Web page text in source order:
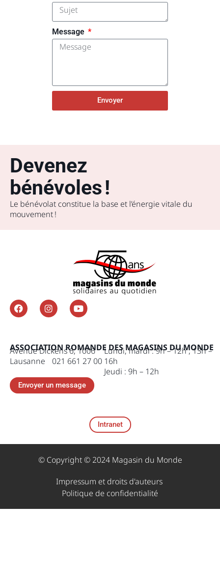
Message
Envoyer
Devenez
bénévoles !
Le bénévolat constitue la base et l’énergie vitale du
mouvement !
ASSOCIATION ROMANDE DES MAGASINS DU MONDE
Avenue Dickens 6, 1006
Lausanne 021 661 27 00
Lundi, mardi : 9h – 12h , 13h –
16h
Jeudi : 9h – 12h
Envoyer un message
Intranet
© Copyright © 2024 Magasin du Monde
Impressum et droits d'auteurs ​
Politique de confidentialité​